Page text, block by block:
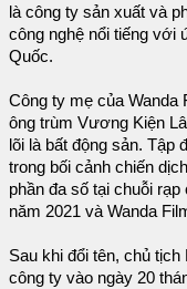
là công ty sản xuất và
công nghệ nổi tiếng với
Quốc.
Công ty mẹ của Wanda
ông trùm Vương Kiện
lõi là bất động sản. Tập
trong bối cảnh chiến
phần đa số tại chuỗi
năm 2021 và Wanda
Sau khi đổi tên, chủ
công ty vào ngày 20